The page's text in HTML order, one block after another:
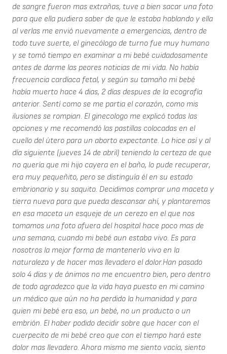
de sangre fueron mas extrañas, tuve a bien sacar una foto
para que ella pudiera saber de que le estaba hablando y ella
al verlas me envió nuevamente a emergencias, dentro de
todo tuve suerte, el ginecólogo de turno fue muy humano
y se tomó tiempo en examinar a mi bebé cuidadosamente
antes de darme las peores noticias de mi vida. No había
frecuencia cardíaca fetal, y según su tamaño mi bebé
había muerto hace 4 dias, 2 días despues de la ecografía
anterior. Sentí como se me partia el corazón, como mis
ilusiones se rompian. El ginecologo me explicó todas las
opciones y me recomendó las pastillas colocadas en el
cuello del útero para un aborto expectante. Lo hice así y al
día siguiente (jueves 14 de abril) teniendo la certeza de que
no quería que mi hijo cayera en el baño, lo pude recuperar,
era muy pequeñito, pero se distinguía él en su estado
embrionario y su saquito. Decidimos comprar una maceta y
tierra nueva para que pueda descansar ahí, y plantaremos
en esa maceta un esqueje de un cerezo en el que nos
tomamos una foto afuera del hospital hace poco mas de
una semana, cuando mi bebé aun estaba vivo. Es para
nosotros la mejor forma de mantenerlo vivo en la
naturaleza y de hacer mas llevadero el dolor.Han pasado
solo 4 días y de ánimos no me encuentro bien, pero dentro
de todo agradezco que la vida haya puesto en mi camino
un médico que aún no ha perdido la humanidad y para
quien mi bebé era eso, un bebé, no un producto o un
embrión. El haber podido decidir sobre que hacer con el
cuerpecito de mi bebé creo que con el tiempo hará este
dolor mas llevadero. Ahora mismo me siento vacía, siento